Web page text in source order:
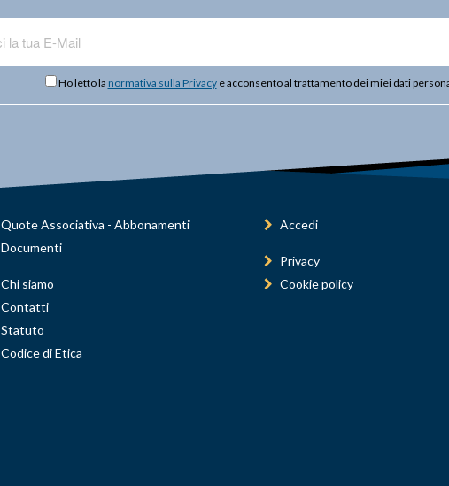
Ho letto la normativa sulla Privacye acconsento al trattamento dei miei dati
Quote Associativa - Abbonamenti
Documenti
Chi siamo
Contatti
Statuto
Codice di Etica
Accedi
Privacy
Cookie policy